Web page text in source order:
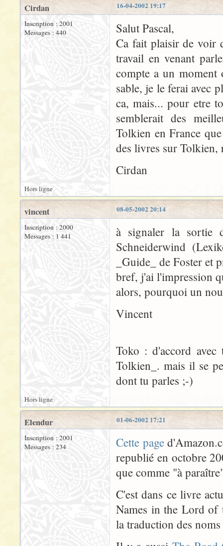
16-04-2002 19:17
Cirdan
Inscription : 2001
Messages : 440
Salut Pascal,
Ca fait plaisir de voir
travail en venant
compte a un
sable, je le ferai avec
ca, mais... pour etre
semblerait des
Tolkien en France
des livres sur Tolkien,
Cirdan
Hors ligne
08-05-2002 20:14
vincent
Inscription : 2000
Messages : 1 441
à signaler la sortie
Schneiderwind
_Guide_ de Foster et
bref, j'ai l'impression
alors, pourquoi un
Vincent
Toko : d'accord
Tolkien_. mais il se
dont tu parles ;-)
Hors ligne
01-06-2002 17:21
Elendur
Inscription : 2001
Messages : 234
Cette page
republié en octobre
que comme "à
C'est dans ce livre
Names in the Lord of
la traduction des